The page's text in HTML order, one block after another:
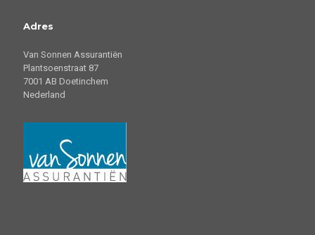
Adres
Van Sonnen Assurantiën
Plantsoenstraat 87
7001 AB Doetinchem
Nederland